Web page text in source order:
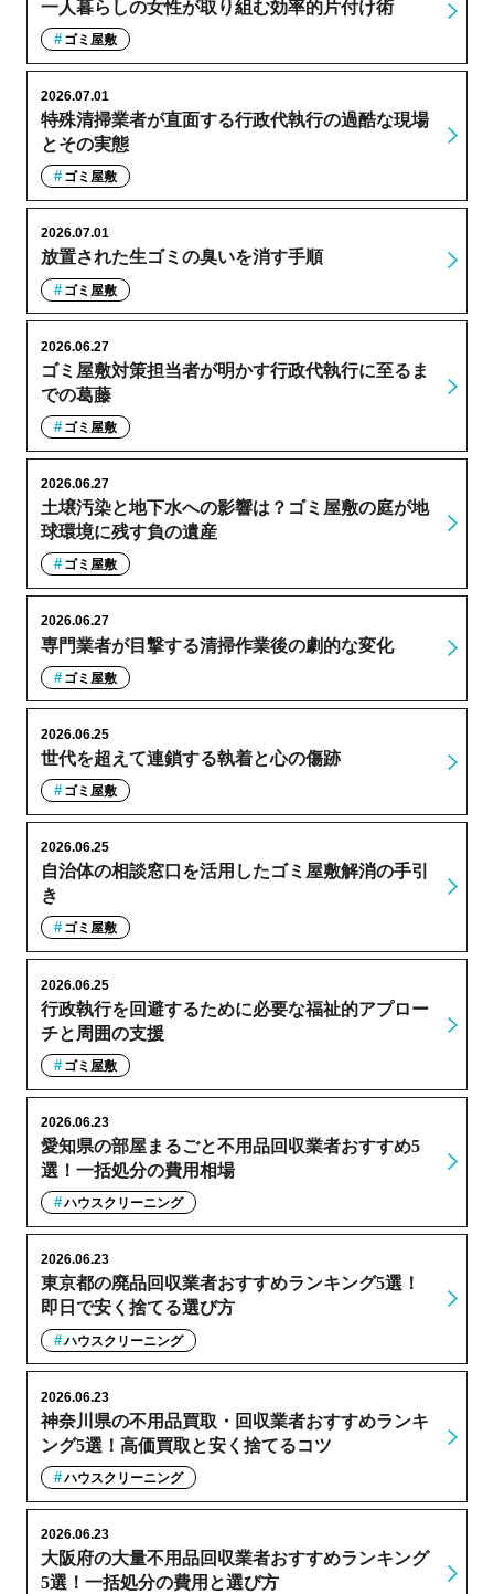
一人暮らしの女性が取り組む効率的片付け術
ゴミ屋敷
特殊清掃業者が直面する行政代執行の過酷な現場
とその実態
2026.07.01
ゴミ屋敷
放置された生ゴミの臭いを消す手順
2026.07.01
ゴミ屋敷
ゴミ屋敷対策担当者が明かす行政代執行に至るま
での葛藤
2026.06.27
ゴミ屋敷
土壌汚染と地下水への影響は？ゴミ屋敷の庭が地
球環境に残す負の遺産
2026.06.27
ゴミ屋敷
専門業者が目撃する清掃作業後の劇的な変化
2026.06.27
ゴミ屋敷
世代を超えて連鎖する執着と心の傷跡
2026.06.25
ゴミ屋敷
自治体の相談窓口を活用したゴミ屋敷解消の手引
き
2026.06.25
ゴミ屋敷
行政執行を回避するために必要な福祉的アプロー
チと周囲の支援
2026.06.25
ゴミ屋敷
愛知県の部屋まるごと不用品回収業者おすすめ5
選！一括処分の費用相場
2026.06.23
ハウスクリーニング
東京都の廃品回収業者おすすめランキング5選！
即日で安く捨てる選び方
2026.06.23
ハウスクリーニング
神奈川県の不用品買取・回収業者おすすめランキ
ング5選！高価買取と安く捨てるコツ
2026.06.23
ハウスクリーニング
大阪府の大量不用品回収業者おすすめランキング
5選！一括処分の費用と選び方
2026.06.23